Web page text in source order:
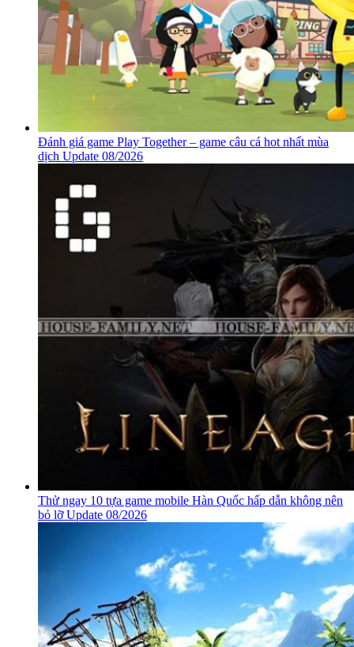
Đánh giá game Play Together – game câu cá hot nhất mùa
dịch Update 08/2026
Thử ngay 10 tựa game mobile Hàn Quốc hấp dẫn không nên
bỏ lỡ Update 08/2026